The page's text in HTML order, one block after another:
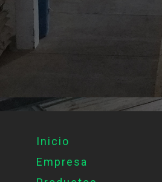
Inicio
Empresa